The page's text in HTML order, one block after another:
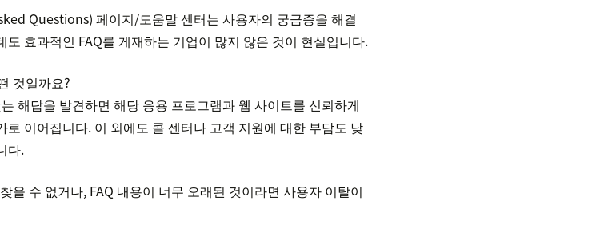
Questions) 페이지/도움말 센터는 사용자의 궁금증을 해결
효과적인 FAQ를 게재하는 기업이 많지 않은 것이 현실입니다.
것일까요?
해답을 발견하면 해당 응용 프로그램과 웹 사이트를 신뢰하게
이어집니다. 이 외에도 콜 센터나 고객 지원에 대한 부담도 낮
다.
을 수 없거나, FAQ 내용이 너무 오래된 것이라면 사용자 이탈이